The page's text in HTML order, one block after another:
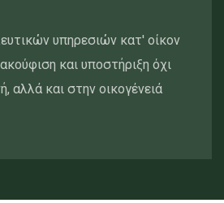
υπηρεσιών κατ' οίκον
και υποστήριξη όχι
αλλά και στην οικογένειά